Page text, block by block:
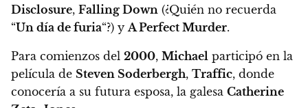
Disclosure, Falling Down (¿Quién no recuerda
“Un día de furia“?) yA Perfect Murder.
Para comienzos del 2000, Michael participó en la
película de Steven Soderbergh, Traffic, donde
conocería a su futura esposa, la galesa Catherine